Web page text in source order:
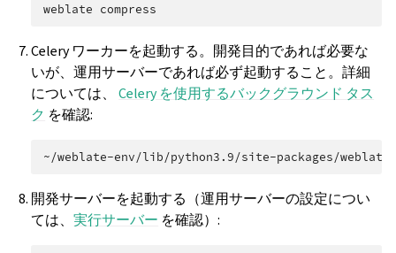
weblate
Celery ワーカーを起動する。開発目的であれば必要な
いが、運用サーバーであれば必ず起動すること。詳細
については、Celery を使用するバックグラウンド タス
ク を確認:
~/weblate-env/lib/python3.9/site-packages/
開発サーバーを起動する（運用サーバーの設定につい
ては、実行サーバー を確認）: